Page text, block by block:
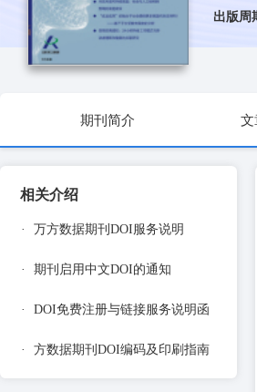
出版周
期刊简介 文
相关介绍
· 万方数据期刊DOI服务说明
· 期刊启用中文DOI的通知
· DOI免费注册与链接服务说明函
· 方数据期刊DOI编码及印刷指南